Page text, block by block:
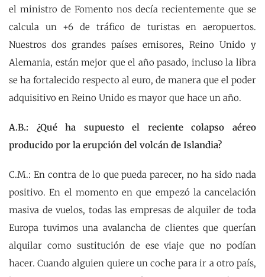
el ministro de Fomento nos decía recientemente que se
calcula un +6 de tráfico de turistas en aeropuertos.
Nuestros dos grandes países emisores, Reino Unido y
Alemania, están mejor que el año pasado, incluso la libra
se ha fortalecido respecto al euro, de manera que el poder
adquisitivo en Reino Unido es mayor que hace un año.
A.B.: ¿Qué ha supuesto el reciente colapso aéreo
producido por la erupción del volcán de Islandia?
C.M.: En contra de lo que pueda parecer, no ha sido nada
positivo. En el momento en que empezó la cancelación
masiva de vuelos, todas las empresas de alquiler de toda
Europa tuvimos una avalancha de clientes que querían
alquilar como sustitución de ese viaje que no podían
hacer. Cuando alguien quiere un coche para ir a otro país,